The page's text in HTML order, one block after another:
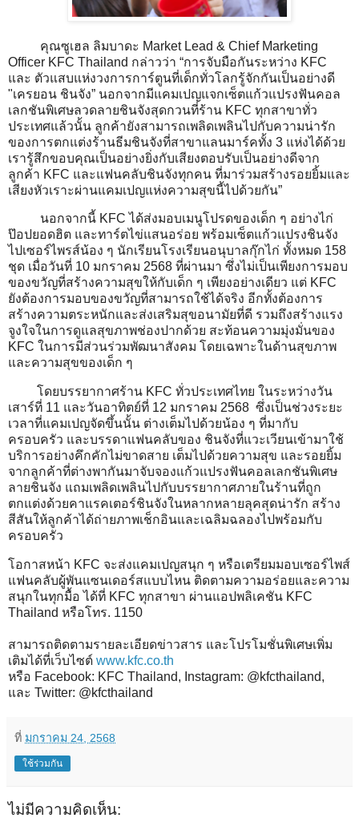
คุณซูเฮล ลิมบาดะ Market Lead & Chief Marketing
Officer KFC Thailand กล่าวว่า “การจับมือกันระหว่าง KFC
และ ตัวแสบแห่งวงการการ์ตูนที่เด็กทั่วโลกรู้จักกันเป็นอย่างดี
"เครยอน ชินจัง” นอกจากมีแคมเปญแจกเซ็ตแก้วแปรงฟันคอล
เลกชันพิเศษลวดลายชินจังสุดกวนที่ร้าน KFC ทุกสาขาทั่ว
ประเทศแล้วนั้น ลูกค้ายังสามารถเพลิดเพลินไปกับความน่ารัก
ของการตกแต่งร้านธีมชินจังที่สาขาแลนมาร์คทั้ง 3 แห่งได้ด้วย
เรารู้สึกขอบคุณเป็นอย่างยิ่งกับเสียงตอบรับเป็นอย่างดีจาก
ลูกค้า KFC และแฟนคลับชินจังทุกคน ที่มาร่วมสร้างรอยยิ้มและ
เสียงหัวเราะผ่านแคมเปญแห่งความสุขนี้ไปด้วยกัน”
นอกจากนี้ KFC ได้ส่งมอบเมนูโปรดของเด็ก ๆ อย่างไก่
ป๊อปยอดฮิต และทาร์ตไข่แสนอร่อย พร้อมเซ็ตแก้วแปรงชินจัง
ไปเซอร์ไพรส์น้อง ๆ นักเรียนโรงเรียนอนุบาลกุ๊กไก่ ทั้งหมด 158
ชุด เมื่อวันที่ 10 มกราคม 2568 ที่ผ่านมา ซึ่งไม่เป็นเพียงการมอบ
ของขวัญที่สร้างความสุขให้กับเด็ก ๆ เพียงอย่างเดียว แต่ KFC
ยังต้องการมอบของขวัญที่สามารถใช้ได้จริง อีกทั้งต้องการ
สร้างความตระหนักและส่งเสริมสุขอนามัยที่ดี รวมถึงสร้างแรง
จูงใจในการดูแลสุขภาพช่องปากด้วย สะท้อนความมุ่งมั่นของ
KFC ในการมีส่วนร่วมพัฒนาสังคม โดยเฉพาะในด้านสุขภาพ
และความสุขของเด็ก ๆ
โดยบรรยากาศร้าน KFC ทั่วประเทศไทย ในระหว่างวัน
เสาร์ที่ 11 และวันอาทิตย์ที่ 12 มกราคม 2568 ซึ่งเป็นช่วงระยะ
เวลาที่แคมเปญจัดขึ้นนั้น ต่างเต็มไปด้วยน้อง ๆ ที่มากับ
ครอบครัว และบรรดาแฟนคลับของ ชินจังที่แวะเวียนเข้ามาใช้
บริการอย่างคึกคักไม่ขาดสาย เต็มไปด้วยความสุข และรอยยิ้ม
จากลูกค้าที่ต่างพากันมาจับจองแก้วแปรงฟันคอลเลกชันพิเศษ
ลายชินจัง แถมเพลิดเพลินไปกับบรรยากาศภายในร้านที่ถูก
ตกแต่งด้วยคาแรคเตอร์ชินจังในหลากหลายลุคสุดน่ารัก สร้าง
สีสันให้ลูกค้าได้ถ่ายภาพเช็กอินและเฉลิมฉลองไปพร้อมกับ
ครอบครัว
โอกาสหน้า KFC จะส่งแคมเปญสนุก ๆ หรือเตรียมมอบเซอร์ไพส์
แฟนคลับผู้พันแซนเดอร์สแบบไหน ติดตามความอร่อยและความ
สนุกในทุกมื้อ ได้ที่ KFC ทุกสาขา ผ่านแอปพลิเคชัน KFC
Thailand หรือโทร. 1150
สามารถติดตามรายละเอียดข่าวสาร และโปรโมชั่นพิเศษเพิ่ม
เติมได้ที่เว็บไซต์ www.kfc.co.th
หรือ Facebook: KFC Thailand, Instagram: @kfcthailand,
และ Twitter: @kfcthailand
ที่ มกราคม 24, 2568
ใช้ร่วมกัน
ไม่มีความคิดเห็น: